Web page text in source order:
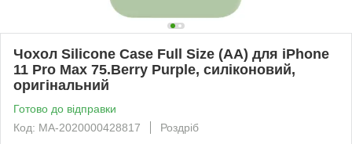
Чохол Silicone Case Full Size (AA) для iPhone
11 Pro Max 75.Berry Purple, силіконовий,
оригінальний
Готово до відправки
Код: MA-2020000428817
Роздріб